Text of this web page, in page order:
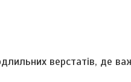
верстатів, де